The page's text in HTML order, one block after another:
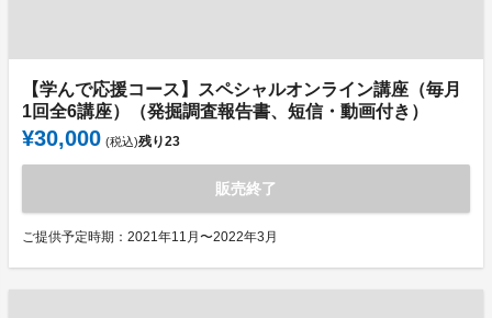
【学んで応援コース】スペシャルオンライン講座（毎月
1回全6講座）（発掘調査報告書、短信・動画付き）
¥30,000 (税込)残り23
販売終了
ご提供予定時期：2021年11月〜2022年3月